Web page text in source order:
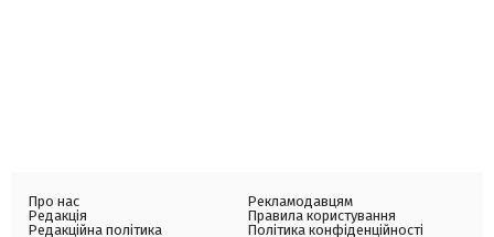
Про нас
Редакція
Редакційна політика
Рекламодавцям
Правила користування
Політика конфіденційності